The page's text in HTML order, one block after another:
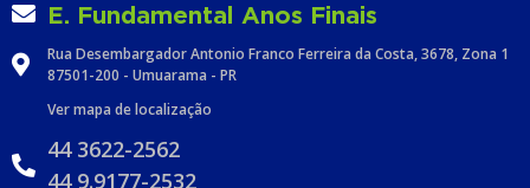
E. Fundamental Anos Finais
Rua Desembargador Antonio Franco Ferreira da Costa, 3678, Zona 1
87501-200 - Umuarama - PR
Ver mapa de localização
44 3622-2562
44 9.9177-2532